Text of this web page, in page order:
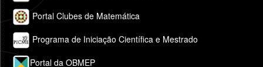
Portal Clubes de Matemática
Programa de Iniciação Científica e Mestrado
Portal da OBMEP